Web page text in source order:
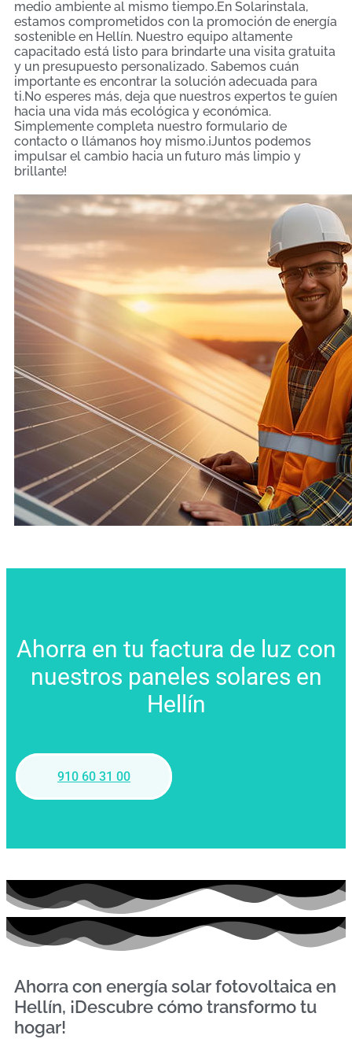
medio ambiente al mismo tiempo.En Solarinstala,
estamos comprometidos con la promoción de energía
sostenible en Hellín. Nuestro equipo altamente
capacitado está listo para brindarte una visita gratuita
y un presupuesto personalizado. Sabemos cuán
importante es encontrar la solución adecuada para
ti.No esperes más, deja que nuestros expertos te guíen
hacia una vida más ecológica y económica.
Simplemente completa nuestro formulario de
contacto o llámanos hoy mismo.¡Juntos podemos
impulsar el cambio hacia un futuro más limpio y
brillante!
Ahorra en tu factura de luz con
nuestros paneles solares en
Hellín
910 60 31 00
Ahorra con energía solar fotovoltaica en
Hellín, ¡Descubre cómo transformo tu
hogar!